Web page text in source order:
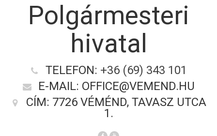
Polgármesteri
hivatal
TELEFON: +36 (69) 343 101
E-MAIL: OFFICE@VEMEND.HU
CÍM: 7726 VÉMÉND, TAVASZ UTCA
1.